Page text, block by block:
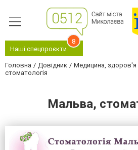
Наші спецпроєкти
8
Головна Довідник Медицина, здоров'я
стоматологія
Мальва,